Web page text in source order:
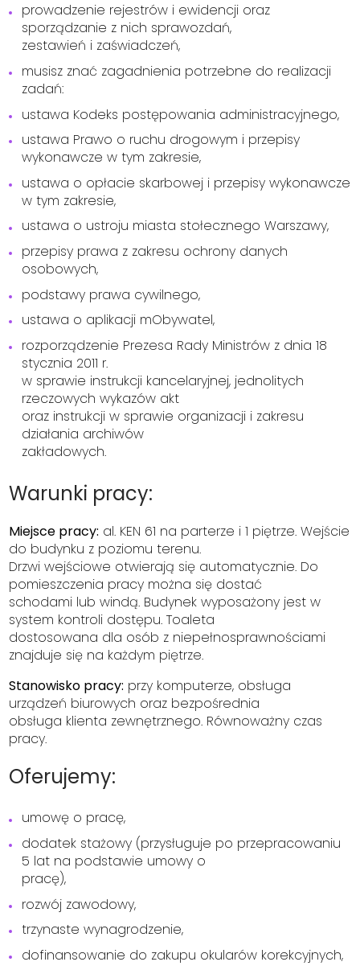
prowadzenie rejestrów i ewidencji oraz
sporządzanie z nich sprawozdań,
zestawień i zaświadczeń,
musisz znać zagadnienia potrzebne do realizacji
zadań:
ustawa Kodeks postępowania administracyjnego,
ustawa Prawo o ruchu drogowym i przepisy
wykonawcze w tym zakresie,
ustawa o opłacie skarbowej i przepisy wykonawcze
w tym zakresie,
ustawa o ustroju miasta stołecznego Warszawy,
przepisy prawa z zakresu ochrony danych
osobowych,
podstawy prawa cywilnego,
ustawa o aplikacji mObywatel,
rozporządzenie Prezesa Rady Ministrów z dnia 18
stycznia 2011 r.
w sprawie instrukcji kancelaryjnej, jednolitych
rzeczowych wykazów akt
oraz instrukcji w sprawie organizacji i zakresu
działania archiwów
zakładowych.
Warunki pracy:
Miejsce pracy: al. KEN 61 na parterze i 1 piętrze. Wejście
do budynku z poziomu terenu.
Drzwi wejściowe otwierają się automatycznie. Do
pomieszczenia pracy można się dostać
schodami lub windą. Budynek wyposażony jest w
system kontroli dostępu. Toaleta
dostosowana dla osób z niepełnosprawnościami
znajduje się na każdym piętrze.
Stanowisko pracy: przy komputerze, obsługa
urządzeń biurowych oraz bezpośrednia
obsługa klienta zewnętrznego. Równoważny czas
pracy.
Oferujemy:
umowę o pracę,
dodatek stażowy (przysługuje po przepracowaniu
5 lat na podstawie umowy o
pracę),
rozwój zawodowy,
trzynaste wynagrodzenie,
dofinansowanie do zakupu okularów korekcyjnych,